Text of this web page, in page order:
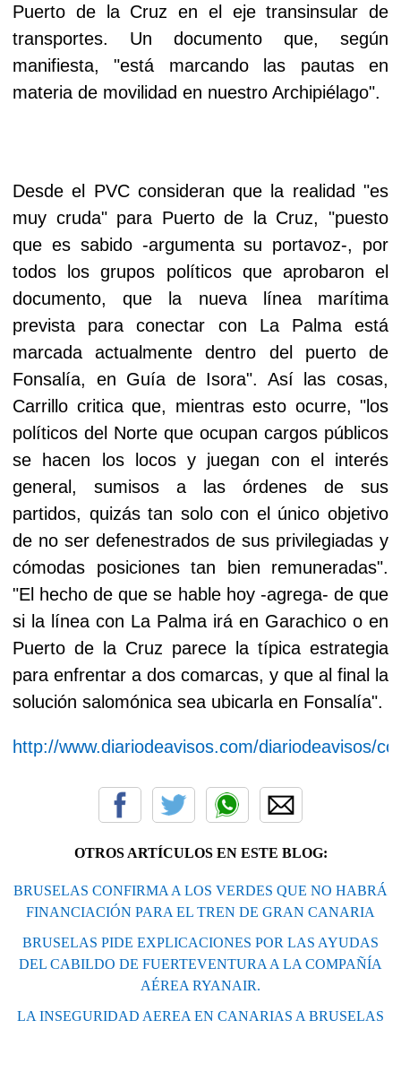
Puerto de la Cruz en el eje transinsular de
transportes. Un documento que, según
manifiesta, "está marcando las pautas en
materia de movilidad en nuestro Archipiélago".
Desde el PVC consideran que la realidad "es
muy cruda" para Puerto de la Cruz, "puesto
que es sabido -argumenta su portavoz-, por
todos los grupos políticos que aprobaron el
documento, que la nueva línea marítima
prevista para conectar con La Palmaestá
marcada actualmente dentro del puerto de
Fonsalía, en Guía de Isora". Así las cosas,
Carrillo critica que, mientras esto ocurre, "los
políticos del Norte que ocupan cargos públicos
se hacen los locos y juegan con el interés
general, sumisos a las órdenes de sus
partidos, quizás tan solo con el único objetivo
de no ser defenestrados de sus privilegiadas y
cómodas posiciones tan bien remuneradas".
"El hecho de que se hable hoy -agrega- de que
si la línea con La Palma irá en Garachico o en
Puerto de la Cruz parece la típica estrategia
para enfrentar a dos comarcas, y que al final la
solución salomónica sea ubicarla en Fonsalía".
http://www.diariodeavisos.com/diariodeavisos/
OTROS ARTÍCULOS EN ESTE BLOG:
BRUSELAS CONFIRMA A LOS VERDES QUE NO HABRÁ
FINANCIACIÓN PARA EL TREN DE GRAN CANARIA
BRUSELAS PIDE EXPLICACIONES POR LAS AYUDAS
DEL CABILDO DE FUERTEVENTURA A LA COMPAÑÍA
AÉREA RYANAIR.
LA INSEGURIDAD AEREA EN CANARIAS A BRUSELAS